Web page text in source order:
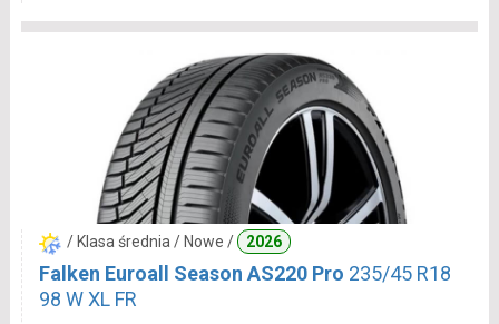
/ Klasa średnia / Nowe / 2026
Falken Euroall Season AS220 Pro 235/45 R18
98 W XL FR